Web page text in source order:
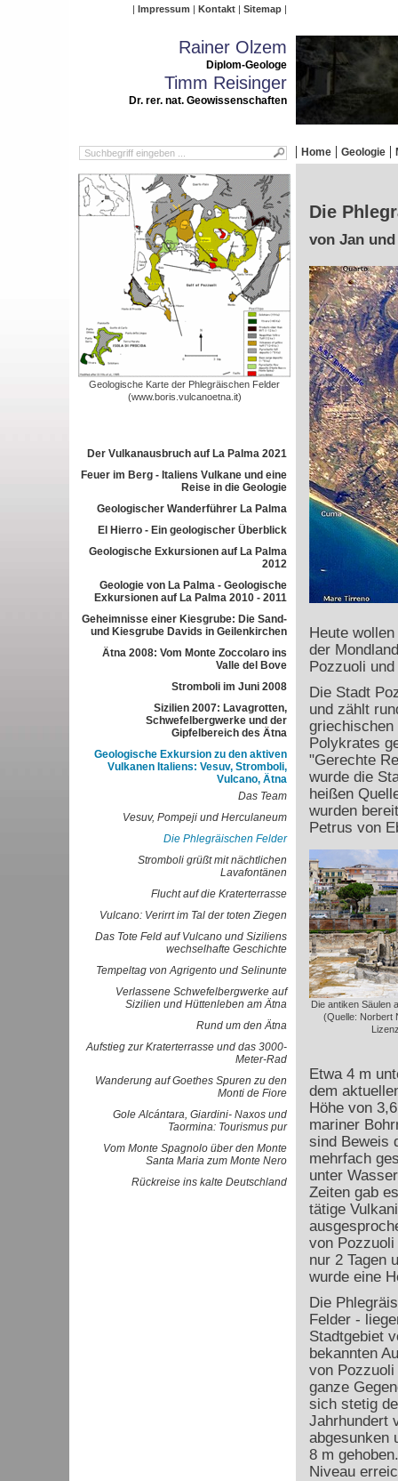
Impressum Kontakt Sitemap
Rainer Olzem
Diplom-Geologe
Timm Reisinger
Dr. rer. nat. Geowissenschaften
Home Geologie
Geologische Karte der Phlegräischen Felder
(www.boris.vulcanoetna.it)
Der Vulkanausbruch auf La Palma 2021
Feuer im Berg - Italiens Vulkane und eine
Reise in die Geologie
Geologischer Wanderführer La Palma
El Hierro - Ein geologischer Überblick
Geologische Exkursionen auf La Palma
2012
Geologie von La Palma - Geologische
Exkursionen auf La Palma 2010 - 2011
Geheimnisse einer Kiesgrube: Die Sand-
und Kiesgrube Davids in Geilenkirchen
Ätna 2008: Vom Monte Zoccolaro ins
Valle del Bove
Stromboli im Juni 2008
Sizilien 2007: Lavagrotten,
Schwefelbergwerke und der
Gipfelbereich des Ätna
Geologische Exkursion zu den aktiven
Vulkanen Italiens: Vesuv, Stromboli,
Vulcano, Ätna
Das Team
Vesuv, Pompeji und Herculaneum
Die Phlegräischen Felder
Stromboli grüßt mit nächtlichen
Lavafontänen
Flucht auf die Kraterterrasse
Vulcano: Verirrt im Tal der toten Ziegen
Das Tote Feld auf Vulcano und Siziliens
wechselhafte Geschichte
Tempeltag von Agrigento und Selinunte
Verlassene Schwefelbergwerke auf
Sizilien und Hüttenleben am Ätna
Rund um den Ätna
Aufstieg zur Kraterterrasse und das 3000-
Meter-Rad
Wanderung auf Goethes Spuren zu den
Monti de Fiore
Gole Alcántara, Giardini- Naxos und
Taormina: Tourismus pur
Vom Monte Spagnolo über den Monte
Santa Maria zum Monte Nero
Rückreise ins kalte Deutschland
Die
von Jan
Heute
der
Pozzuoli
Die Stadt
und zählt
griechischen
Polykrates
"Gerechte
wurde die
heißen
wurden
Petrus von
Die antiken Säulen
(Quelle: Norbert
Etwa 4 m
dem
Höhe von
mariner
sind Beweis
mehrfach
unter
Zeiten gab
tätige
von
nur 2 Tagen
wurde eine
Die
Felder -
Stadtgebiet
bekannten
von Pozzuoli
ganze
sich stetig
Jahrhundert
abgesunken
8 m
Niveau